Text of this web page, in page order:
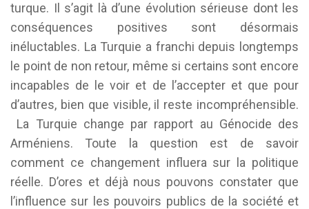
turque. Il s’agit là d’une évolution sérieuse dont les
conséquences positives sont désormais
inéluctables. La Turquie a franchi depuis longtemps
le point de non retour, même si certains sont encore
incapables de le voir et de l’accepter et que pour
d’autres, bien que visible, il reste incompréhensible.
La Turquie change par rapport au Génocide des
Arméniens. Toute la question est de savoir
comment ce changement influera sur la politique
réelle. D’ores et déjà nous pouvons constater que
l’influence sur les pouvoirs publics de la société et